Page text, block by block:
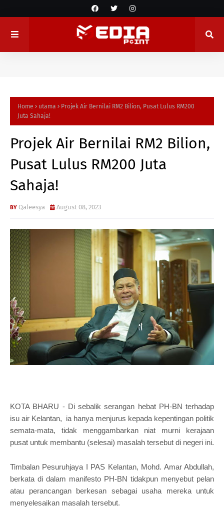
Home utama
Projek Air Bernilai RM2 Bilion, Pusat Lulus RM200
Juta Sahaja!
Projek Air Bernilai RM2 Bilion,
Pusat Lulus RM200 Juta
Sahaja!
Qaleesya August 08, 2023
KOTA BHARU - Di sebalik serangan hebat PH-BN terhadap
isu air Kelantan, ia hanya menjurus kepada kepentingan politik
semata-mata, tidak menggambarkan niat murni kerajaan
pusat untuk membantu (selesai) masalah tersebut di negeri ini.
Timbalan Pesuruhjaya I PAS Kelantan, Mohd. Amar Abdullah,
berkata di dalam manifesto PH-BN tidakpun menyebut pelan
atau perancangan berkesan sebagai usaha mereka untuk
menyelesaikan masalah tersebut.